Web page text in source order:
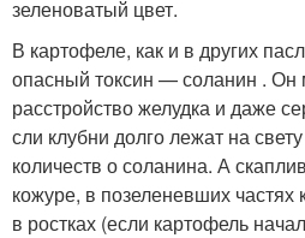
зеленоватый цвет.
В картофеле, как и в других
опасный токсин — соланин . Он
расстройство желудка и даже
сли клубни долго лежат на
количеств о соланина. А
кожуре, в позеленевших частях
в ростках (если картофель